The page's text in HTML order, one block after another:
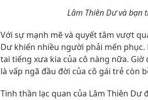
Lâm Thiên Dư và bạn
Với sự mạnh mẽ và quyết tâm vượt
Dư khiến nhiều người phải mến
tai tiếng xưa kia của cô nàng nữa.
là vấp ngã đầu đời của cô gái trẻ còn
Tinh thần lạc quan của Lâm Thiên